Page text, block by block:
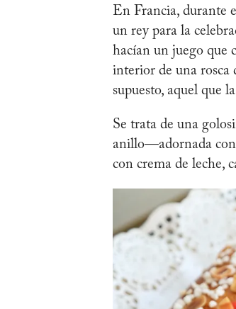
En Francia, durante
un rey para la
hacían un juego que
interior de una rosca
supuesto, aquel que
Se trata de una
anillo—adornada con
con crema de leche,